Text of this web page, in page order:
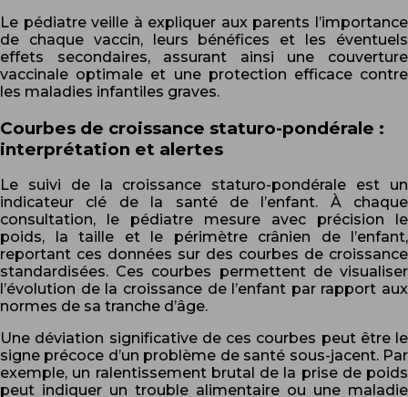
Le pédiatre veille à expliquer aux parents l’importance
de chaque vaccin, leurs bénéfices et les éventuels
effets secondaires, assurant ainsi une couverture
vaccinale optimale et une protection efficace contre
les maladies infantiles graves.
Courbes de croissance staturo-pondérale :
interprétation et alertes
Le suivi de la croissance staturo-pondérale est un
indicateur clé de la santé de l’enfant. À chaque
consultation, le pédiatre mesure avec précision le
poids, la taille et le périmètre crânien de l’enfant,
reportant ces données sur des courbes de croissance
standardisées. Ces courbes permettent de visualiser
l’évolution de la croissance de l’enfant par rapport aux
normes de sa tranche d’âge.
Une déviation significative de ces courbes peut être le
signe précoce d’un problème de santé sous-jacent. Par
exemple, un ralentissement brutal de la prise de poids
peut indiquer un trouble alimentaire ou une maladie